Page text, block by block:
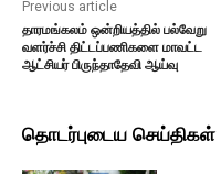
Previous article
தாரமங்கலம் ஒன்றியத்தில் பல்வேறு
வளர்ச்சி திட்டப்பணிகளை மாவட்ட
ஆட்சியர் பிருந்தாதேவி ஆய்வு
தொடர்புடைய செய்திகள்